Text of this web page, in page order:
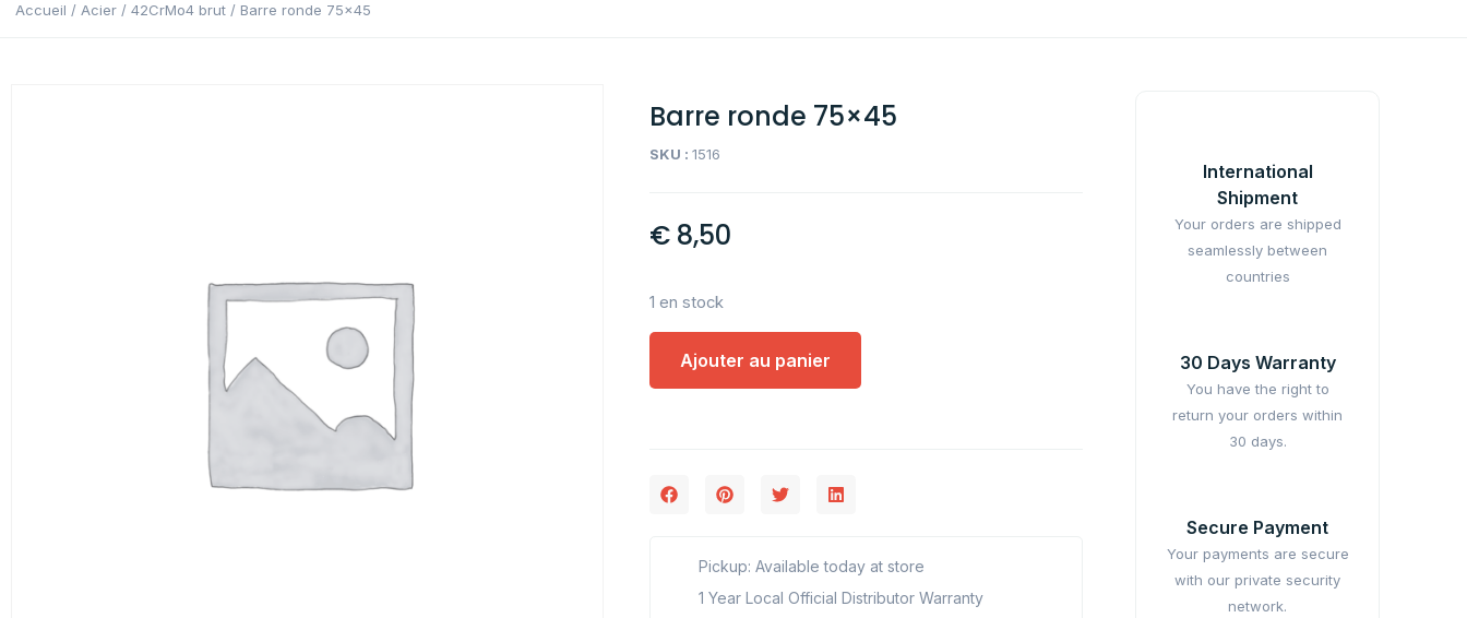
Accueil / Acier / 42CrMo4 brut / Barre ronde 75×45
Barre ronde 75×45
SKU :1516
€ 8,50
1 en stock
Ajouter au panier
Pickup: Available today at store
1 Year Local Official Distributor Warranty
International
Shipment
Your orders are shipped
seamlessly between
countries
30 Days Warranty
You have the right to
return your orders within
30 days.
Secure Payment
Your payments are secure
with our private security
network.